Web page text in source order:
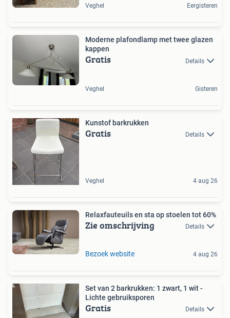
Veghel Eergisteren
Moderne plafondlamp met twee glazen
kappen
Gratis Details
Veghel Gisteren
Kunstof barkrukken
Gratis Details
Veghel 4 aug 26
Relaxfauteuils en sta op stoelen tot 60%
Zie omschrijving Details
Bezoek website 4 aug 26
Set van 2 barkrukken: 1 zwart, 1 wit -
Lichte gebruiksporen
Gratis Details